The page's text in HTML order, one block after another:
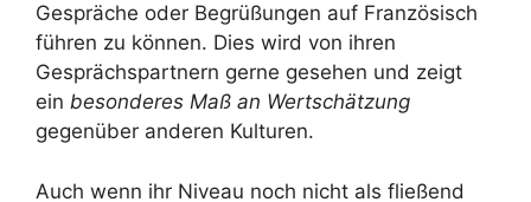
Gespräche oder Begrüßungen auf Französisch
führen zu können. Dies wird von ihren
Gesprächspartnern gerne gesehen und zeigt
ein besonderes Maß an Wertschätzung
gegenüber anderen Kulturen.
Auch wenn ihr Niveau noch nicht als fließend